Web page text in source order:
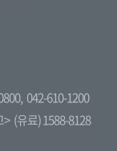
042-610-1200
> (유료) 1588-8128